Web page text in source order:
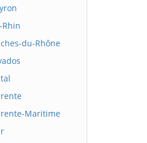
du-Rhône
Maritime